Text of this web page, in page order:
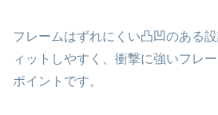
フレームはずれにくい凸凹のある
ィットしやすく、衝撃に強いフレ
ポイントです。